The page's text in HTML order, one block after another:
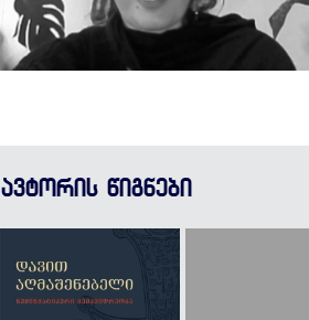
ავტორის წიგნები